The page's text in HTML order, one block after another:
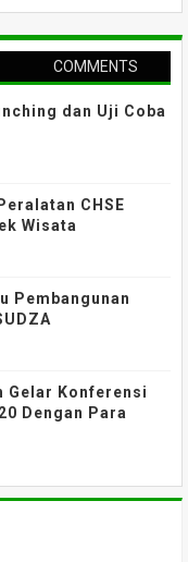
COMMENTS
dan Uji Coba
CHSE
Wisata
Pembangunan
Gelar Konferensi
Dengan Para